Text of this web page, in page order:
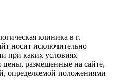
клиника в г.
носит исключительно
при каких условиях
размещенные на сайте,
определяемой положениями